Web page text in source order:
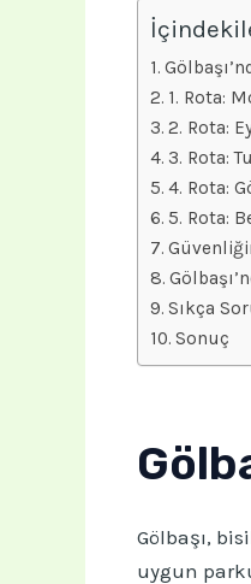
1. Rota:
2. Rota:
3. Rota:
4. Rota:
5. Rota:
Sıkça
Sonuç
Gölbaşı,
uygun